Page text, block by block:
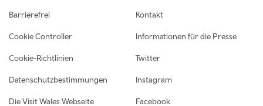
Footer navigation
Barrierefrei
Cookie Controller
Cookie-Richtlinien
Datenschutzbestimmungen
Die Visit Wales Webseite
Kontakt
Informationen für die Presse
Twitter
Instagram
Facebook